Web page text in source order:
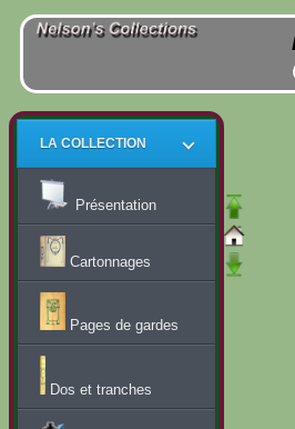
LA COLLECTION
Présentation
Cartonnages
Pages de gardes
Dos et tranches